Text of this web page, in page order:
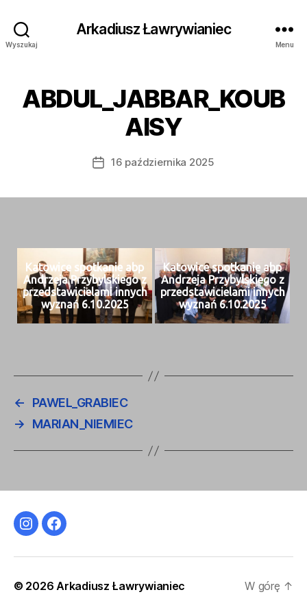
Wyszukaj
Arkadiusz Ławrywianiec
Menu
ABDUL_JABBAR_KOUB
AISY
Data16 października 2025
Katow­ice spotkanie abp
Andrze­ja Przy­byl­skiego z
przed­staw­iciela­mi innych
wyz­nań 6.10.2025
Katow­ice spotkanie abp
Andrze­ja Przy­byl­skiego z
przed­staw­iciela­mi innych
wyz­nań 6.10.2025
←
PAWEL_GRABIEC
→
MARIAN_NIEMIEC
InstagramFacebook
© 2026Arkadiusz Ławrywianiec W górę ↑